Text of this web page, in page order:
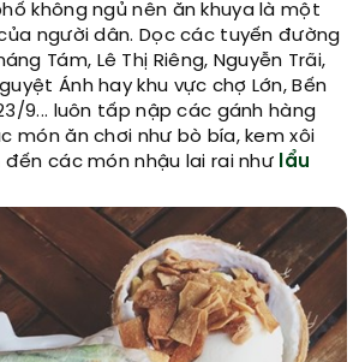
không ngủ nên ăn khuya là một
người dân. Dọc các tuyến đường
Tám, Lê Thị Riêng, Nguyễn Trãi,
Ánh hay khu vực chợ Lớn, Bến
9... luôn tấp nập các gánh hàng
món ăn chơi như bò bía, kem xôi
các món nhậu lai rai như
lẩu